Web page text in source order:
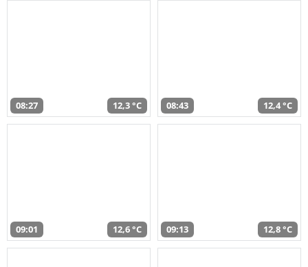
08:27 12,3 °C 08:43 12,4 °C
09:01 12,6 °C 09:13 12,8 °C